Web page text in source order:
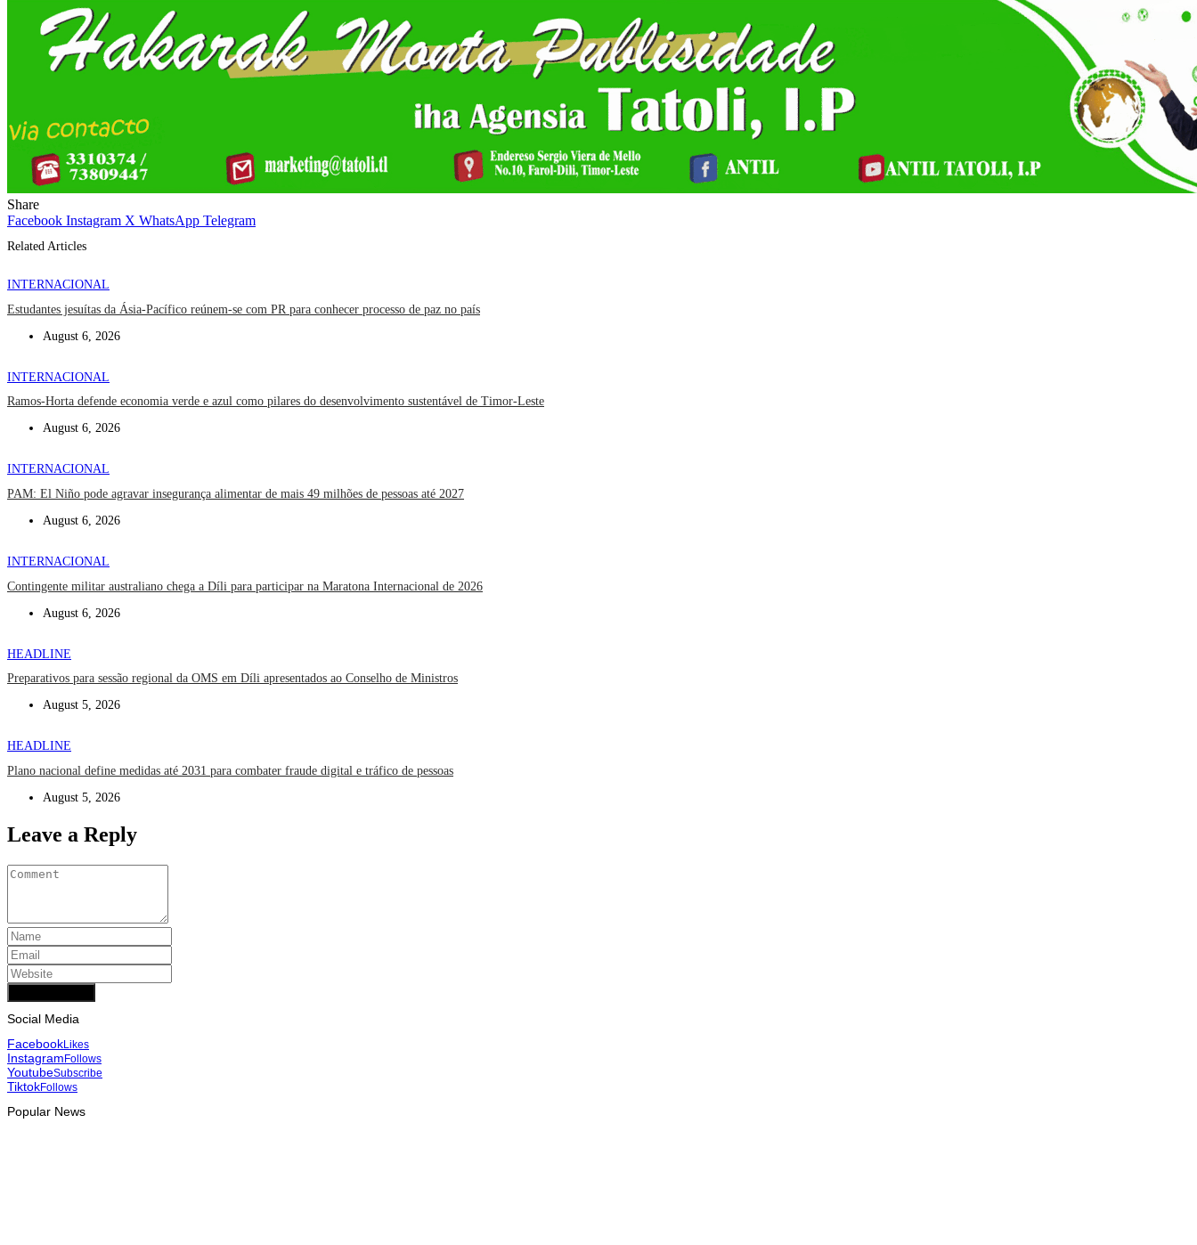
Share
Facebook Instagram X WhatsApp Telegram
Related Articles
INTERNACIONAL
Estudantes jesuítas da Ásia-Pacífico reúnem-se com PR para conhecer processo de paz no país
August 6, 2026
INTERNACIONAL
Ramos-Horta defende economia verde e azul como pilares do desenvolvimento sustentável de Timor-Leste
August 6, 2026
INTERNACIONAL
PAM: El Niño pode agravar insegurança alimentar de mais 49 milhões de pessoas até 2027
August 6, 2026
INTERNACIONAL
Contingente militar australiano chega a Díli para participar na Maratona Internacional de 2026
August 6, 2026
HEADLINE
Preparativos para sessão regional da OMS em Díli apresentados ao Conselho de Ministros
August 5, 2026
HEADLINE
Plano nacional define medidas até 2031 para combater fraude digital e tráfico de pessoas
August 5, 2026
Leave a Reply
Social Media
FacebookLikes
InstagramFollows
YoutubeSubscribe
TiktokFollows
Popular News